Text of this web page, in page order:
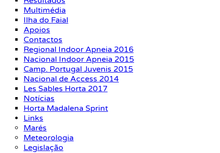
Multimédia
Ilha do Faial
Apoios
Contactos
Regional Indoor Apneia 2016
Nacional Indoor Apneia 2015
Camp. Portugal Juvenis 2015
Nacional de Access 2014
Les Sables Horta 2017
Notícias
Horta Madalena Sprint
Links
Marés
Meteorologia
Legislação